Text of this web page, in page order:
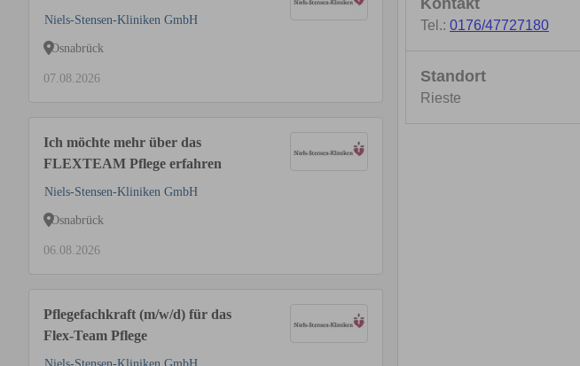
Niels-Stensen-Kliniken GmbH
Osnabrück
07.08.2026
Ich möchte mehr über das
FLEXTEAM Pflege erfahren
Niels-Stensen-Kliniken GmbH
Osnabrück
06.08.2026
Pflegefachkraft (m/w/d) für das
Flex-Team Pflege